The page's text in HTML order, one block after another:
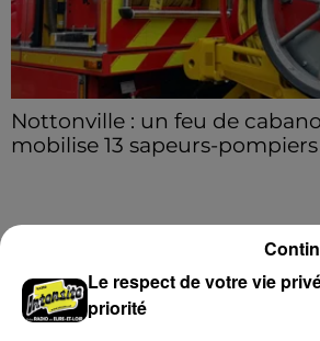
Nottonville : un feu de
mobilise 13 sapeurs-pompiers
L'intervention rapide des secours
Le respect de votre vie
priorité